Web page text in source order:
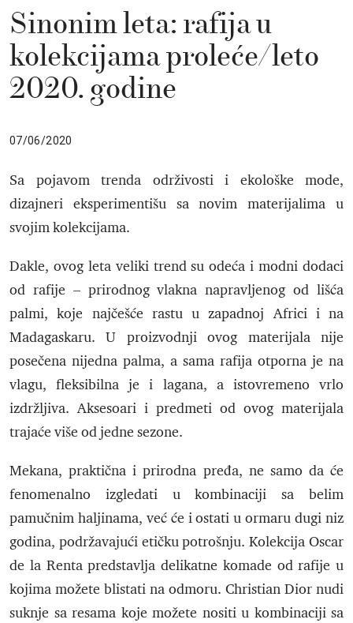
Sinonim leta: rafija u
kolekcijama proleće/leto
2020. godine
07/06/2020
Sa pojavom trenda održivosti i ekološke mode,
dizajneri eksperimentišu sa novim materijalima u
svojim kolekcijama.
Dakle, ovog leta veliki trend su odeća i modni dodaci
od rafije – prirodnog vlakna napravljenog od lišća
palmi, koje najčešće rastu u zapadnoj Africi i na
Madagaskaru. U proizvodnji ovog materijala nije
posečena nijedna palma, a sama rafija otporna je na
vlagu, fleksibilna je i lagana, a istovremeno vrlo
izdržljiva. Aksesoari i predmeti od ovog materijala
trajaće više od jedne sezone.
Mekana, praktična i prirodna pređa, ne samo da će
fenomenalno izgledati u kombinaciji sa belim
pamučnim haljinama, već će i ostati u ormaru dugi niz
godina, podržavajući etičku potrošnju. Kolekcija Oscar
de la Renta predstavlja delikatne komade od rafije u
kojima možete blistati na odmoru. Christian Dior nudi
suknje sa resama koje možete nositi u kombinaciji sa